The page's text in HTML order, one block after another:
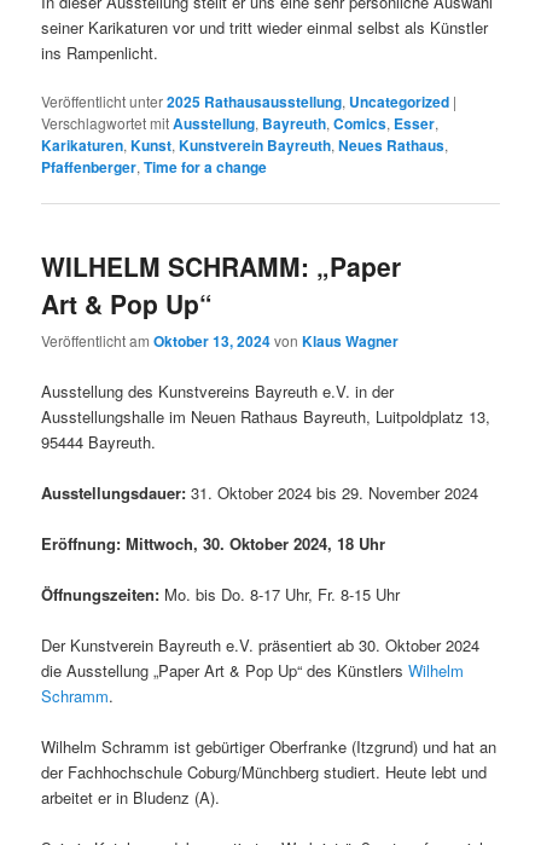
seiner Karikaturen vor und tritt wieder einmal selbst als Künstler
ins Rampenlicht.
Veröffentlicht unter2025 Rathausausstellung, Uncategorized |
Verschlagwortet mitAusstellung, Bayreuth,Comics, Esser,
Karikaturen,Kunst,Kunstverein Bayreuth,Neues Rathaus,
Pfaffenberger,Time for a change
WILHELM SCHRAMM: „Paper
Art & Pop Up“
Veröffentlicht amOktober 13, 2024vonKlaus Wagner
Ausstellung des Kunstvereins Bayreuth e.V. in der
Ausstellungshalle im Neuen Rathaus Bayreuth, Luitpoldplatz 13,
95444 Bayreuth.
Ausstellungsdauer: 31. Oktober 2024 bis 29. November 2024
Eröffnung:Mittwoch, 30. Oktober 2024, 18 Uhr
Öffnungszeiten: Mo. bis Do. 8-17 Uhr, Fr. 8-15 Uhr
Der Kunstverein Bayreuth e.V. präsentiert ab 30. Oktober 2024
die Ausstellung „Paper Art & Pop Up“ des KünstlersWilhelm
Schramm.
Wilhelm Schramm ist gebürtiger Oberfranke (Itzgrund) und hat an
der Fachhochschule Coburg/Münchberg studiert. Heute lebt und
arbeitet er in Bludenz (A).